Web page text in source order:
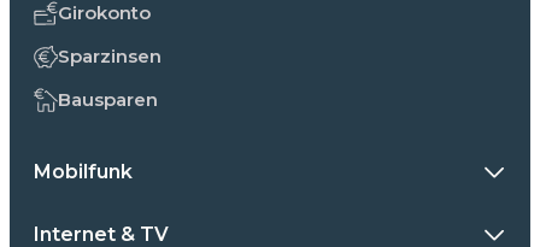
Girokonto
Sparzinsen
Bausparen
Mobilfunk
Internet & TV